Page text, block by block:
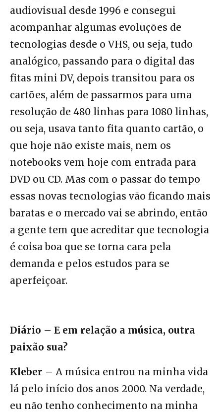
audiovisual desde 1996 e consegui
acompanhar algumas evoluções de
tecnologias desde o VHS, ou seja, tudo
analógico, passando para o digital das
fitas mini DV, depois transitou para os
cartões, além de passarmos para uma
resolução de 480 linhas para 1080 linhas,
ou seja, usava tanto fita quanto cartão, o
que hoje não existe mais, nem os
notebooks vem hoje com entrada para
DVD ou CD. Mas com o passar do tempo
essas novas tecnologias vão ficando mais
baratas e o mercado vai se abrindo, então
a gente tem que acreditar que tecnologia
é coisa boa que se torna cara pela
demanda e pelos estudos para se
aperfeiçoar.
Diário – E em relação a música, outra
paixão sua?
Kleber – A música entrou na minha vida
lá pelo início dos anos 2000. Na verdade,
eu não tenho conhecimento na minha